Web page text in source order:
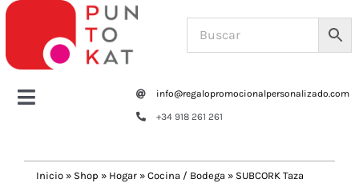
Saltar
contenido
Toggle
info@regalopromocionalpersonalizado.com
+34 918 261 261
Inicio » Shop » Hogar » Cocina / Bodega » SUBCORK Taza